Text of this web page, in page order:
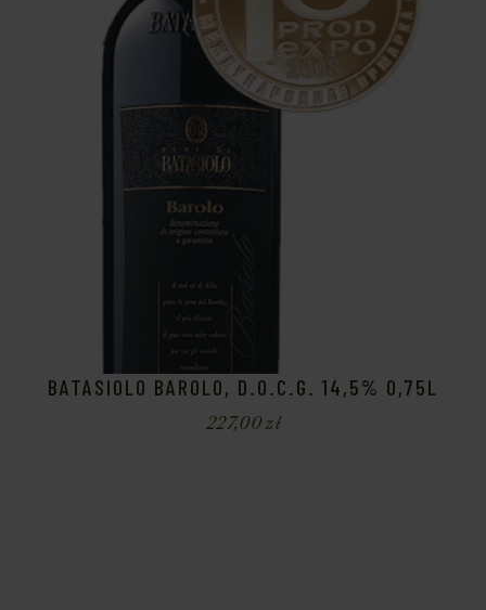
BATASIOLO BAROLO, D.O.C.G. 14,5% 0,75L
227,00zł